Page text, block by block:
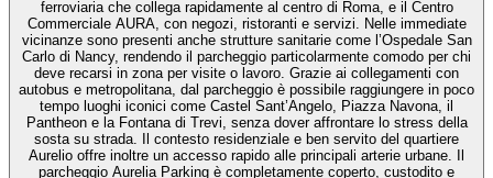
ferroviaria che collega rapidamente al centro di Roma, e il Centro
Commerciale AURA, con negozi, ristoranti e servizi. Nelle immediate
vicinanze sono presenti anche strutture sanitarie come l’Ospedale San
Carlo di Nancy, rendendo il parcheggio particolarmente comodo per chi
deve recarsi in zona per visite o lavoro. Grazie ai collegamenti con
autobus e metropolitana, dal parcheggio è possibile raggiungere in poco
tempo luoghi iconici come Castel Sant’Angelo, Piazza Navona, il
Pantheon e la Fontana di Trevi, senza dover affrontare lo stress della
sosta su strada. Il contesto residenziale e ben servito del quartiere
Aurelio offre inoltre un accesso rapido alle principali arterie urbane. Il
parcheggio Aurelia Parking è completamente coperto, custodito e